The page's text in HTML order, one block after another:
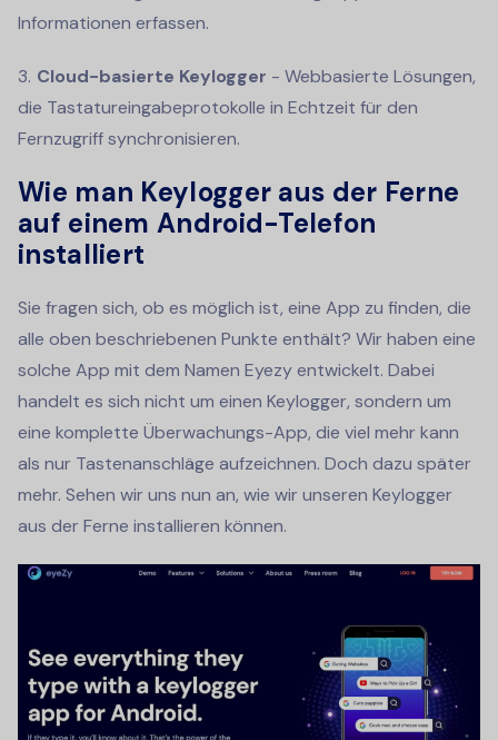
Informationen erfassen.
Cloud-basierte Keylogger - Webbasierte Lösungen,
die Tastatureingabeprotokolle in Echtzeit für den
Fernzugriff synchronisieren.
Wie man Keylogger aus der Ferne
auf einem Android-Telefon
installiert
Sie fragen sich, ob es möglich ist, eine App zu finden, die
alle oben beschriebenen Punkte enthält? Wir haben eine
solche App mit dem Namen Eyezy entwickelt. Dabei
handelt es sich nicht um einen Keylogger, sondern um
eine komplette Überwachungs-App, die viel mehr kann
als nur Tastenanschläge aufzeichnen. Doch dazu später
mehr. Sehen wir uns nun an, wie wir unseren Keylogger
aus der Ferne installieren können.